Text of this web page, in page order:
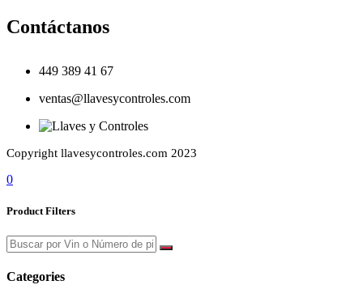
Contáctanos
449 389 41 67
ventas@llavesycontroles.com
Copyright llavesycontroles.com 2023
0
Product Filters
Categories